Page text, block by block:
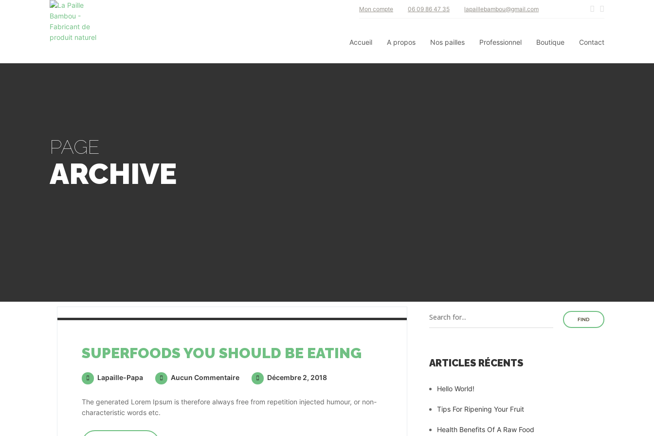
Accueil A propos Nos pailles Professionnel Boutique Contact
Mon compte 06 09 86 47 35 lapaillebambou@gmail.com
PAGE
ARCHIVE
SUPERFOODS YOU SHOULD BE EATING
Lapaille-Papa Aucun Commentaire Décembre 2, 2018
The generated Lorem Ipsum is therefore always free from repetition injected humour, or non-
characteristic words etc.
FIND
ARTICLES RÉCENTS
Hello World!
Tips For Ripening Your Fruit
Health Benefits Of A Raw Food